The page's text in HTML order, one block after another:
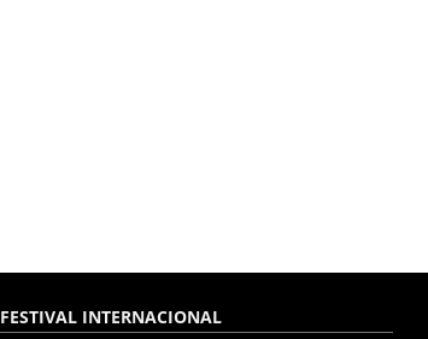
FESTIVAL INTERNACIONAL